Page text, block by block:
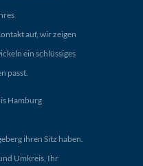
auf, wir zeigen
ein schlüssiges
passt.
Hamburg
ihrenSitz haben.
Umkreis, Ihr